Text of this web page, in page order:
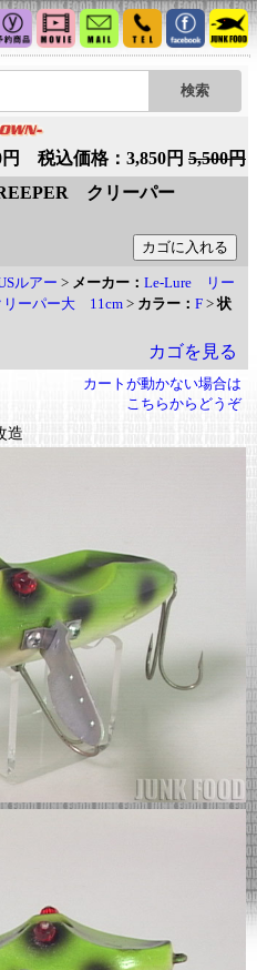
円 税込価格：3,850円 5,500円
クリーパー
ルアー > メーカー： Le-Lure リー
ーパー大 11cm > カラー： F >状
カゴを見る
カートが動かない場合は
こちらからどうぞ
造